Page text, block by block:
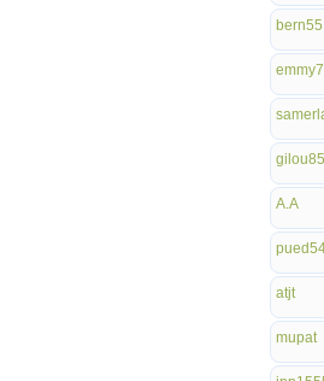
bern55
gilou85
A.A
atjt
mupat